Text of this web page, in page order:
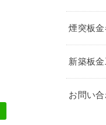
煙突板
新築板
お問い